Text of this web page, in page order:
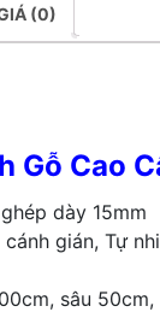
(0)
Gỗ Cao
dày 15mm
cánh gián, Tự
sâu